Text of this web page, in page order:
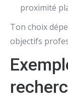
proximité
Ton choix
objectifs